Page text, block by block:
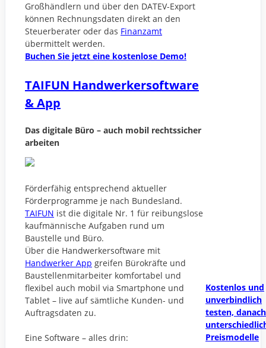
Großhändlern und über den DATEV-Export
können Rechnungsdaten direkt an den
Steuerberater oder das Finanzamt
übermittelt werden.
Buchen Sie jetzt eine kostenlose Demo!
TAIFUN Handwerkersoftware
& App
Das digitale Büro – auch mobil rechtssicher
arbeiten
Förderfähig entsprechend aktueller
Förderprogramme je nach Bundesland.
TAIFUN ist die digitale Nr. 1 für reibungslose
kaufmännische Aufgaben rund um
Baustelle und Büro.
Über die Handwerkersoftware mit
Handwerker App greifen Bürokräfte und
Baustellenmitarbeiter komfortabel und
flexibel auch mobil via Smartphone und
Tablet – live auf sämtliche Kunden- und
Auftragsdaten zu.
Eine Software – alles drin:
Kostenlos und
unverbindlich
testen, danach
Preismodelle